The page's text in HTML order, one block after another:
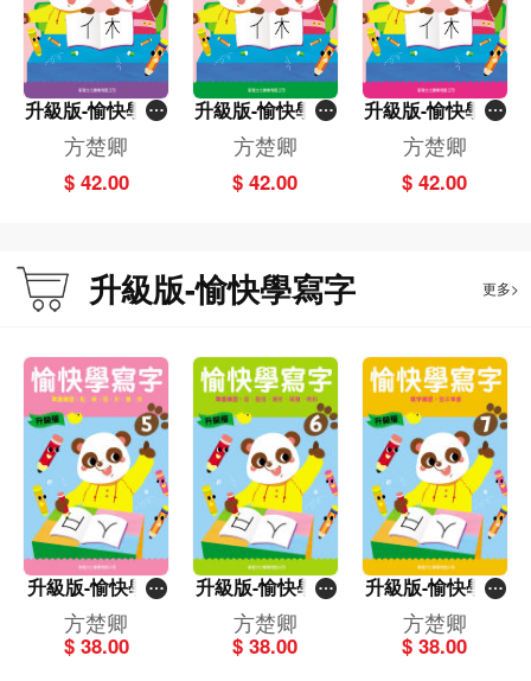
升級版-愉快學寫
字(12)
方楚卿
$ 42.00
升級版-愉快學寫
字(11)
方楚卿
$ 42.00
升級版-愉快學寫
字(10)
方楚卿
$ 42.00
升級版-愉快學寫字 更多>
升級版-愉快學寫
字(5)
方楚卿
$ 38.00
升級版-愉快學寫
字(6)
方楚卿
$ 38.00
升級版-愉快學寫
字(7)
方楚卿
$ 38.00